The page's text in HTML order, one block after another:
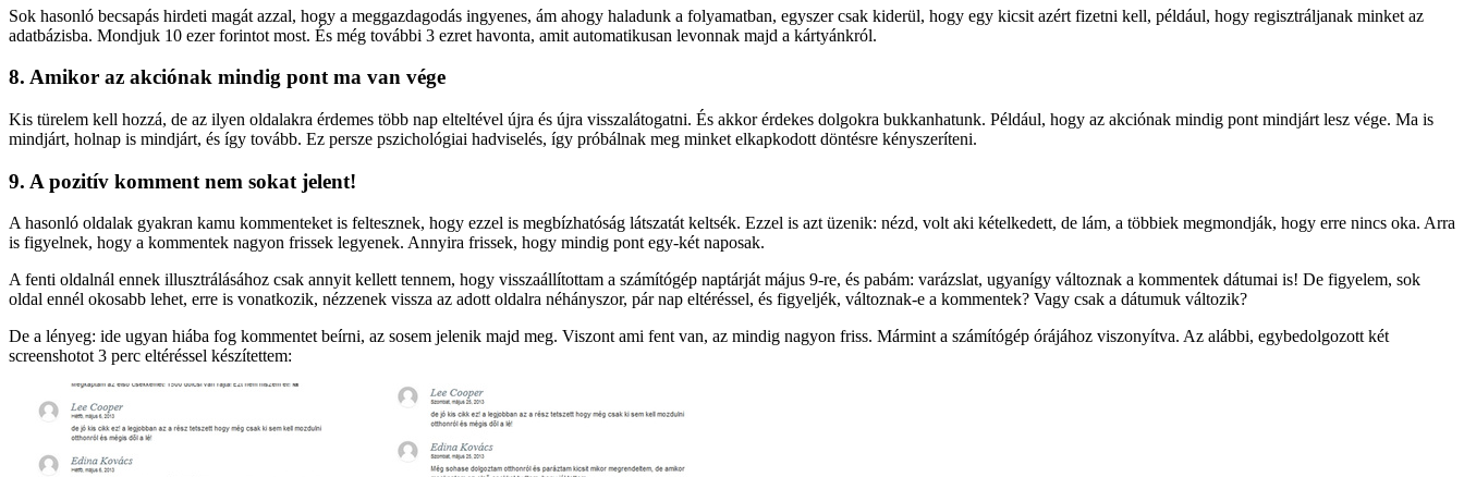
Sok hasonló becsapás hirdeti magát azzal, hogy a meggazdagodás ingyenes, ám ahogy haladunk a folyamatban, egyszer csak kiderül, hogy egy kicsit azért fizetni kell, például, hogy regisztráljanak minket az
adatbázisba. Mondjuk 10 ezer forintot most. És még további 3 ezret havonta, amit automatikusan levonnak majd a kártyánkról.
8. Amikor az akciónak mindig pont ma van vége
Kis türelem kell hozzá, de az ilyen oldalakra érdemes több nap elteltével újra és újra visszalátogatni. És akkor érdekes dolgokra bukkanhatunk. Például, hogy az akciónak mindig pont mindjárt lesz vége. Ma is
mindjárt, holnap is mindjárt, és így tovább. Ez persze pszichológiai hadviselés, így próbálnak meg minket elkapkodott döntésre kényszeríteni.
9. A pozitív komment nem sokat jelent!
A hasonló oldalak gyakran kamu kommenteket is feltesznek, hogy ezzel is megbízhatóság látszatát keltsék. Ezzel is azt üzenik: nézd, volt aki kételkedett, de lám, a többiek megmondják, hogy erre nincs oka. Arra
is figyelnek, hogy a kommentek nagyon frissek legyenek. Annyira frissek, hogy mindig pont egy-két naposak.
A fenti oldalnál ennek illusztrálásához csak annyit kellett tennem, hogy visszaállítottam a számítógép naptárját május 9-re, és pabám: varázslat, ugyanígy változnak a kommentek dátumai is! De figyelem, sok
oldal ennél okosabb lehet, erre is vonatkozik, nézzenek vissza az adott oldalra néhányszor, pár nap eltéréssel, és figyeljék, változnak-e a kommentek? Vagy csak a dátumuk változik?
De a lényeg: ide ugyan hiába fog kommentet beírni, az sosem jelenik majd meg. Viszont ami fent van, az mindig nagyon friss. Mármint a számítógép órájához viszonyítva. Az alábbi, egybedolgozott két
screenshotot 3 perc eltéréssel készítettem: